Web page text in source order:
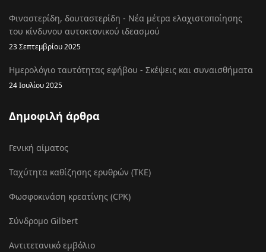
Φιναστερίδη, δουταστερίδη - Νέα μέτρα ελαχιστοποίησης
του κίνδυνου αυτοκτονικού ιδεασμού
23 Σεπτεμβρίου 2025
Ημερολόγιο ταυτότητας εφήβου - Σκέψεις και συναισθήματα
24 Ιουλίου 2025
Δημοφιλή άρθρα
Γενική αίματος
Ταχύτητα καθίζησης ερυθρών (ΤΚΕ)
Φωσφοκινάση κρεατίνης (CPK)
Σύνδρομο Gilbert
Αντιτετανικό εμβόλιο